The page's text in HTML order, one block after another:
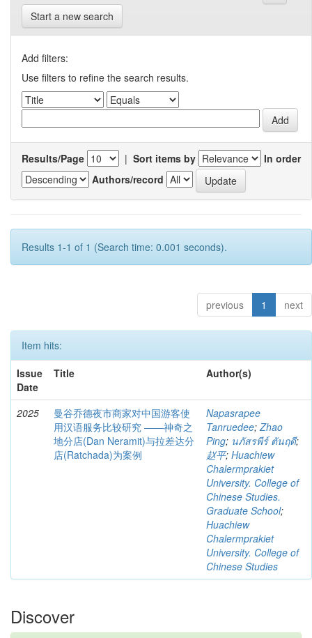
Start a new search
Add filters:
Use filters to refine the search results.
Results/Page | Sort items by
In order
Authors/record
Results 1-1 of 1 (Search time: 0.001 seconds).
previous 1 next
Item hits:
Issue
Date
Title Author(s)
2025
曼谷乔德夜市商家对中国游客使
用汉语服务比较研究 ――神奇之
地分店(Dan Neramit)与拉差达分
店(Ratchada)为案例
Napasrapee
Tanruedee;Zhao
Ping; นภัสรพีร์ ตันฤดี;
赵平; Huachiew
Chalermprakiet
University. College of
Chinese Studies.
Graduate School;
Huachiew
Chalermprakiet
University. College of
Chinese Studies
Discover